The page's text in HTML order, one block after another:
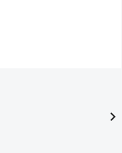
